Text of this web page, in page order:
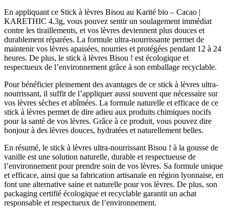
En appliquant ce Stick à lèvres Bisou au Karité bio – Cacao |
KARETHIC 4.3g, vous pouvez sentir un soulagement immédiat
contre les tiraillements, et vos lèvres deviennent plus douces et
durablement réparées. La formule ultra-nourrissante permet de
maintenir vos lèvres apaisées, nourries et protégées pendant 12 à 24
heures. De plus, le stick à lèvres Bisou ! est écologique et
respectueux de l’environnement grâce à son emballage recyclable.
Pour bénéficier pleinement des avantages de ce stick à lèvres ultra-
nourrissant, il suffit de l’appliquer aussi souvent que nécessaire sur
vos lèvres sèches et abîmées. La formule naturelle et efficace de ce
stick à lèvres permet de dire adieu aux produits chimiques nocifs
pour la santé de vos lèvres. Grâce à ce produit, vous pouvez dire
bonjour à des lèvres douces, hydratées et naturellement belles.
En résumé, le stick à lèvres ultra-nourrissant Bisou ! à la gousse de
vanille est une solution naturelle, durable et respectueuse de
l’environnement pour prendre soin de vos lèvres. Sa formule unique
et efficace, ainsi que sa fabrication artisanale en région lyonnaise, en
font une alternative saine et naturelle pour vos lèvres. De plus, son
packaging certifié écologique et recyclable garantit un achat
responsable et respectueux de l’environnement.